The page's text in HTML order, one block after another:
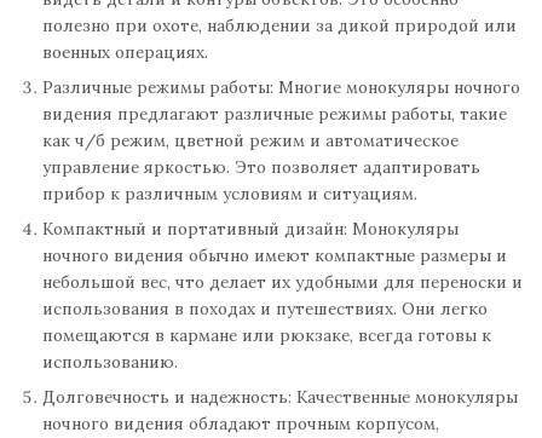
полезно при охоте, наблюдении за дикой природой или
военных операциях.
Различные режимы работы: Многие монокуляры ночного
видения предлагают различные режимы работы, такие
как ч/б режим, цветной режим и автоматическое
управление яркостью. Это позволяет адаптировать
прибор к различным условиям и ситуациям.
Компактный и портативный дизайн: Монокуляры
ночного видения обычно имеют компактные размеры и
небольшой вес, что делает их удобными для переноски и
использования в походах и путешествиях. Они легко
помещаются в кармане или рюкзаке, всегда готовы к
использованию.
Долговечность и надежность: Качественные монокуляры
ночного видения обладают прочным корпусом,